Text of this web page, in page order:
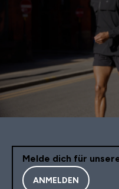
Melde dich für
ANMELDEN